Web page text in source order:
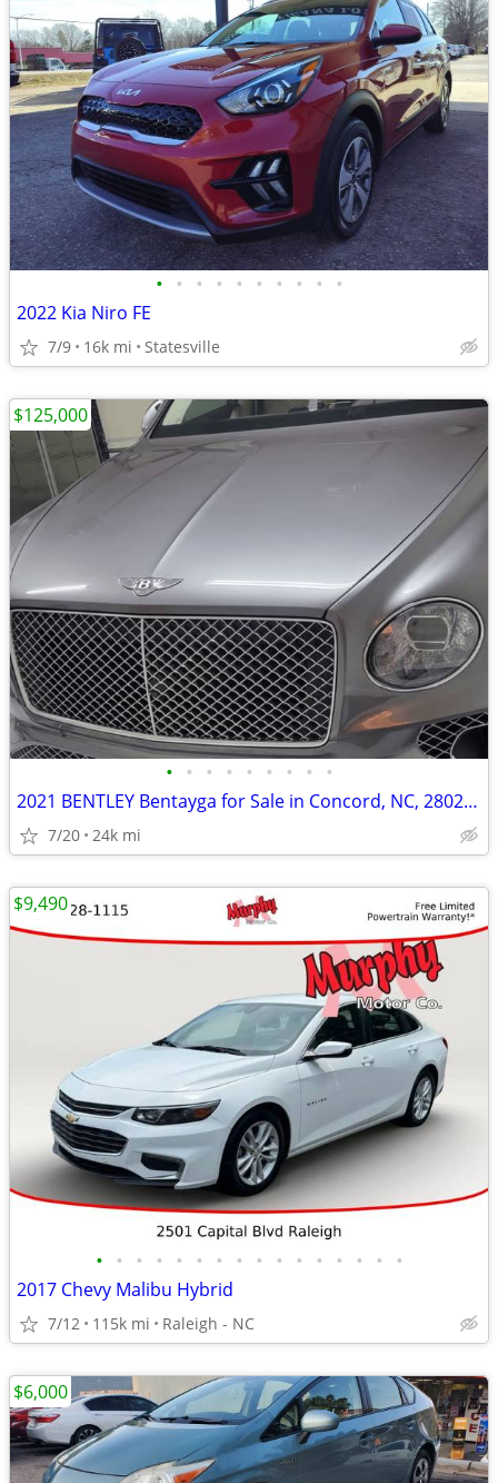
• • • • • • • • • •
2022 Kia Niro FE
7/9 16k mi Statesville
• • • • • • • • •
2021 BENTLEY Bentayga for Sale in Concord, NC, 28027 for $125,000
7/20 24k mi
$125,000
• • • • • • • • • • • • • • • •
2017 Chevy Malibu Hybrid
7/12 115k mi Raleigh - NC
$9,490
$6,000